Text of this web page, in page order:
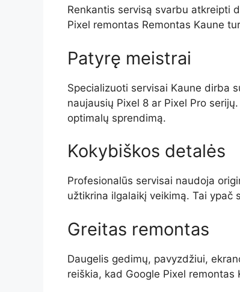
Renkantis servisą svarbu atkreipti
Pixel remontas Remontas Kaune
Patyrę meistrai
Specializuoti servisai Kaune dirba
naujausių Pixel 8 ar Pixel Pro
optimalų sprendimą.
Kokybiškos detalės
Profesionalūs servisai naudoja
užtikrina ilgalaikį veikimą. Tai ypač
Greitas remontas
Daugelis gedimų, pavyzdžiui,
reiškia, kad Google Pixel remontas